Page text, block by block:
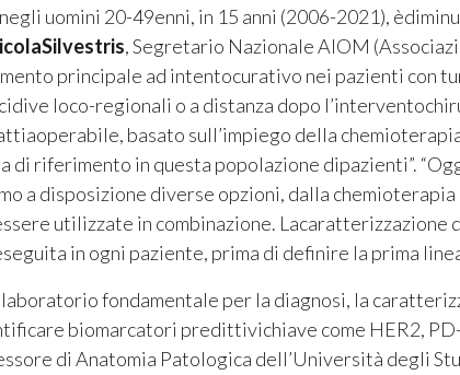
uomini 20-49enni, in 15 anni (2006-2021),
, Segretario Nazionale AIOM
principale ad intentocurativo nei pazienti con
loco-regionali o a distanza dopo
basato sull’impiego della
di riferimento in questa popolazione dipazienti”.
a disposizione diverse opzioni, dalla
utilizzate in combinazione.
in ogni paziente, prima di definire la prima
laboratorio fondamentale per la diagnosi, la
biomarcatori predittivichiave come HER2,
di Anatomia Patologica dell’Università degli